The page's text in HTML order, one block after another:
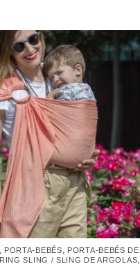
PORTA-BEBÉS
PORTA-BEBÉS DE
RING SLING / SLING DE ARGOLAS